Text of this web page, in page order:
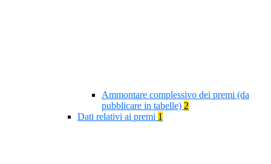
Ammontare complessivo dei premi (da
pubblicare in tabelle) 2
Dati relativi ai premi 1